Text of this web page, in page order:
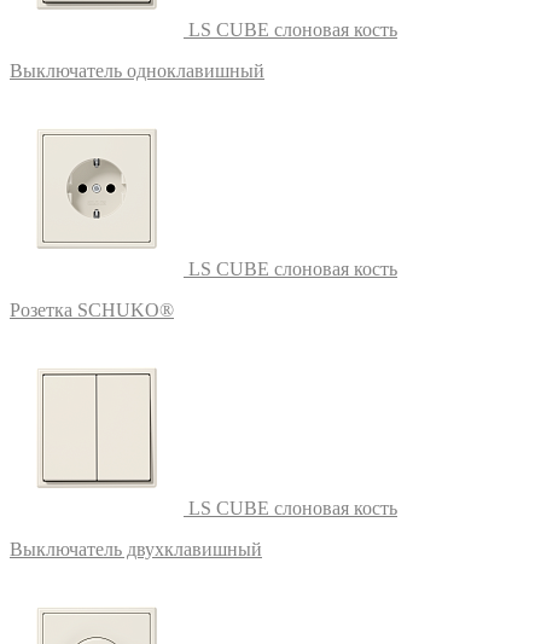
LS CUBE слоновая кость
Выключатель одноклавишный
LS CUBE слоновая кость
Розетка SCHUKO®
LS CUBE слоновая кость
Выключатель двухклавишный